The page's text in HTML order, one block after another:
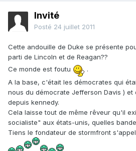
Invité
Posté 24 juillet 2011
Cette andouille de Duke se présente
parti de Lincoln et de Reagan??
Ce monde est foutu
.
A la base, c'était les démocrates qui
nous du démocrate Jefferson Davis )
depuis kennedy.
Cela laisse tout de même rêveur qu'il
socialiste" aux états-unis, quelles
Tiens le fondateur de stormfront